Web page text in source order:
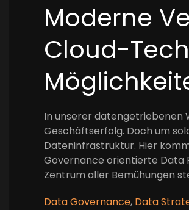
Moderne
Cloud-
In unserer datengetriebenen
Geschäftserfolg. Doch um
Dateninfrastruktur. Hier
Governance orientierte Data
Zentrum aller Bemühungen
Data Governance, Data